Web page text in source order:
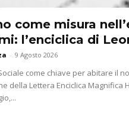
come misura
l’enciclica di
- 9 Agosto 2026
come chiave per abitare il
della Lettera Enciclica Magnifica